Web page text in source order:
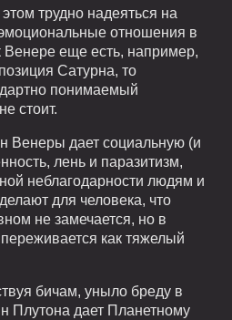
трудно надеяться на
отношения в
Венере еще есть, например,
Сатурна, то
понимаемый
стоит.
Венеры дает социальную (и
лень и паразитизм,
неблагодарности людям и
для человека, что
не замечается, но в
как тяжелый
бичам, уныло бреду в
Плутона дает Планетному